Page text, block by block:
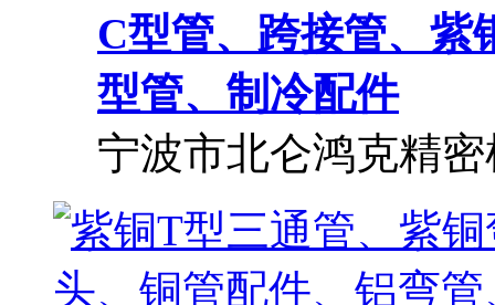
C型管、跨接管、紫
型管、制冷配件
宁波市北仑鸿克精